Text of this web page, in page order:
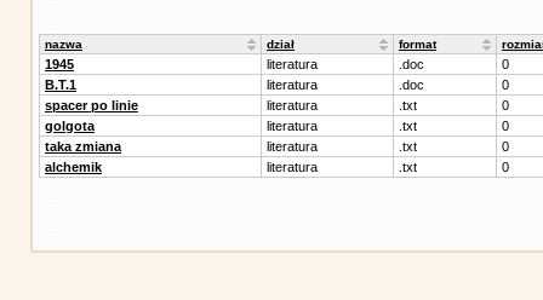
nazwa dział format
1945 literatura .doc
0
B.T.1
literatura .doc
0
spacer po linie
literatura .txt
0
golgota
literatura .txt
0
taka zmiana
literatura .txt
0
alchemik
literatura .txt 0